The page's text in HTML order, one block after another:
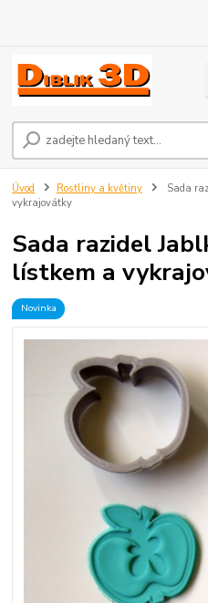
Úvod Rostliny a květiny
Sada
vykrajovátky
Sada razidel
lístkem a
Novinka